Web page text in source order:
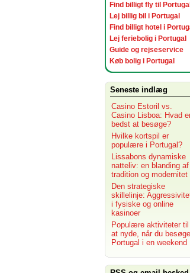
Find billigt fly til Portugal
Lej billig bil i Portugal
Find billigt hotel i
Lej feriebolig i Portugal
Guide og rejseservice
Køb bolig i Portugal
Seneste indlæg
Casino Estoril vs.
Casino Lisboa: Hvad
bedst at besøge?
Hvilke kortspil er
populære i Portugal?
Lissabons dynamiske
natteliv: en blanding af
tradition og modernitet
Den strategiske
skillelinje:
i fysiske og online
kasinoer
Populære aktiviteter til
at nyde, når du
Portugal i en weekend